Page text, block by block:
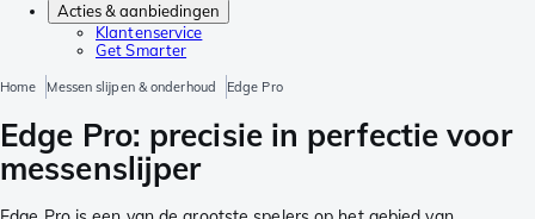
Acties & aanbiedingen
Klantenservice
Get Smarter
Home Messen slijpen & onderhoud Edge Pro
Edge Pro: precisie in perfectie voor
messenslijper